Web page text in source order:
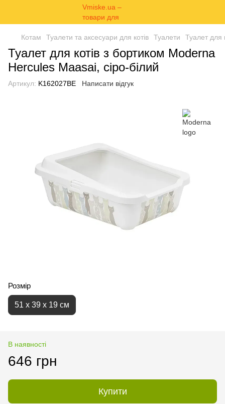
Котам Туалети та аксесуари для котів Туалети Туалет для
Туалет для котів з бортиком Moderna
Hercules Maasai, сіро-білий
Артикул: K162027BE Написати відгук
Розмір
51 х 39 х 19 см
В наявності
646 грн
Купити